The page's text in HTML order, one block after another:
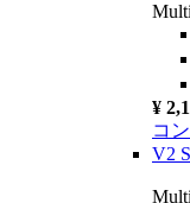
¥
コ
V2 S